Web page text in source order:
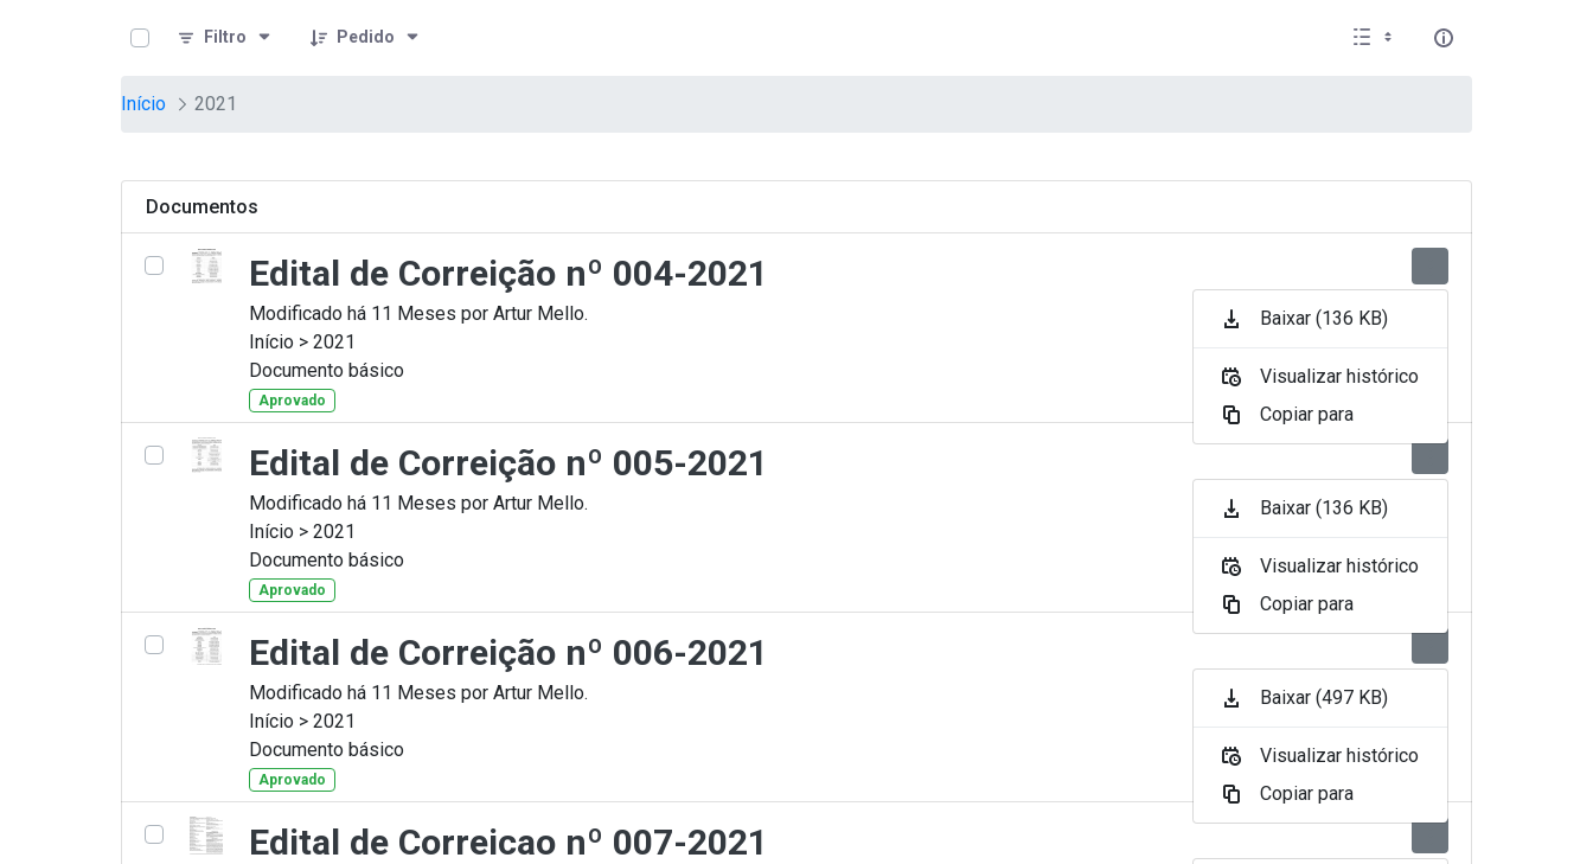
teste descricaoFiltro
Pedido
Início 2021
Documentos
Edital de Correição nº 004-2021
Modificado há 11 Meses por Artur Mello.
Início > 2021
Documento básico
Aprovado
Edital de Correição nº 005-2021
Modificado há 11 Meses por Artur Mello.
Início > 2021
Documento básico
Aprovado
Edital de Correição nº 006-2021
Modificado há 11 Meses por Artur Mello.
Início > 2021
Documento básico
Aprovado
Edital de Correicao nº 007-2021
Baixar (136 KB)
Visualizar histórico
Copiar para
Baixar (136 KB)
Visualizar histórico
Copiar para
Baixar (497 KB)
Visualizar histórico
Copiar para